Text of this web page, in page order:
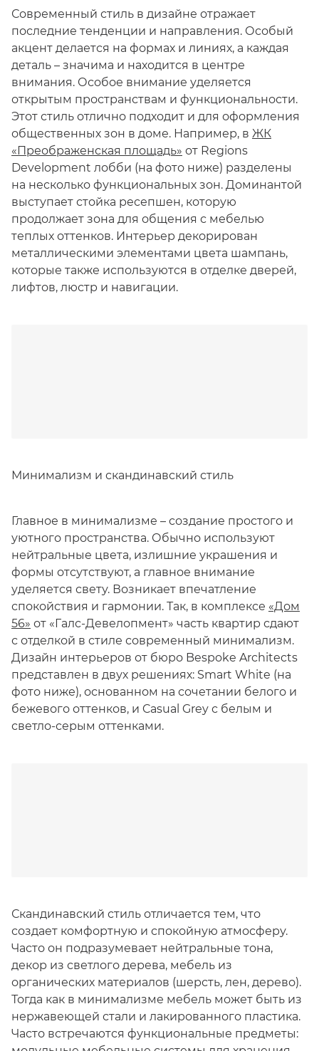
Современный стиль в дизайне отражает
последние тенденции и направления. Особый
акцент делается на формах и линиях, а каждая
деталь – значима и находится в центре
внимания. Особое внимание уделяется
открытым пространствам и функциональности.
Этот стиль отлично подходит и для оформления
общественных зон в доме. Например, в ЖК
«Преображенская площадь» от Regions
Development лобби (на фото ниже) разделены
на несколько функциональных зон. Доминантой
выступает стойка ресепшен, которую
продолжает зона для общения с мебелью
теплых оттенков. Интерьер декорирован
металлическими элементами цвета шампань,
которые также используются в отделке дверей,
лифтов, люстр и навигации.
Минимализм и скандинавский стиль
Главное в минимализме – создание простого и
уютного пространства. Обычно используют
нейтральные цвета, излишние украшения и
формы отсутствуют, а главное внимание
уделяется свету. Возникает впечатление
спокойствия и гармонии. Так, в комплексе «Дом
56» от «Галс-Девелопмент» часть квартир сдают
с отделкой в стиле современный минимализм.
Дизайн интерьеров от бюро Bespoke Architects
представлен в двух решениях: Smart White (на
фото ниже), основанном на сочетании белого и
бежевого оттенков, и Casual Grey с белым и
светло-серым оттенками.
Скандинавский стиль отличается тем, что
создает комфортную и спокойную атмосферу.
Часто он подразумевает нейтральные тона,
декор из светлого дерева, мебель из
органических материалов (шерсть, лен, дерево).
Тогда как в минимализме мебель может быть из
нержавеющей стали и лакированного пластика.
Часто встречаются функциональные предметы: